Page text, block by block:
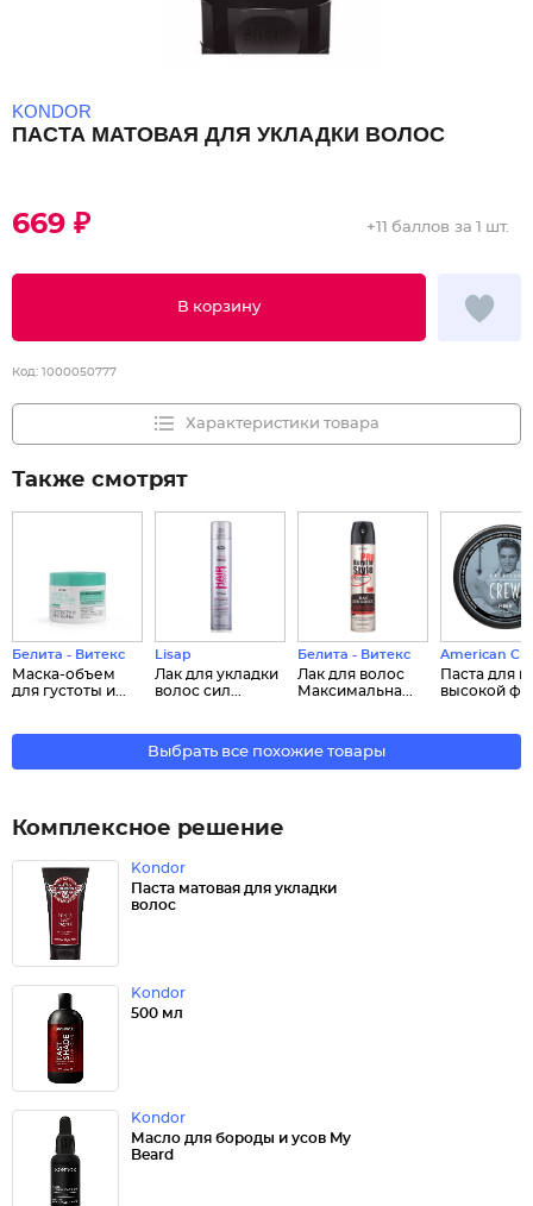
KONDOR
ПАСТА МАТОВАЯ ДЛЯ УКЛАДКИ ВОЛОС
669 ₽
В корзину
+11 баллов за 1 шт.
Код: 1000050777
Характеристики товара
Также смотрят
Белита - Витекс
Маска-объем
для густоты и...
Lisap
Лак для укладки
волос сил...
Белита - Витекс
Лак для волос
Максимальна...
American
Паста для
высокой ф...
Выбрать все похожие товары
Комплексное решение
Kondor
Паста матовая для укладки
волос
Kondor
500 мл
Kondor
Масло для бороды и усов My
Beard